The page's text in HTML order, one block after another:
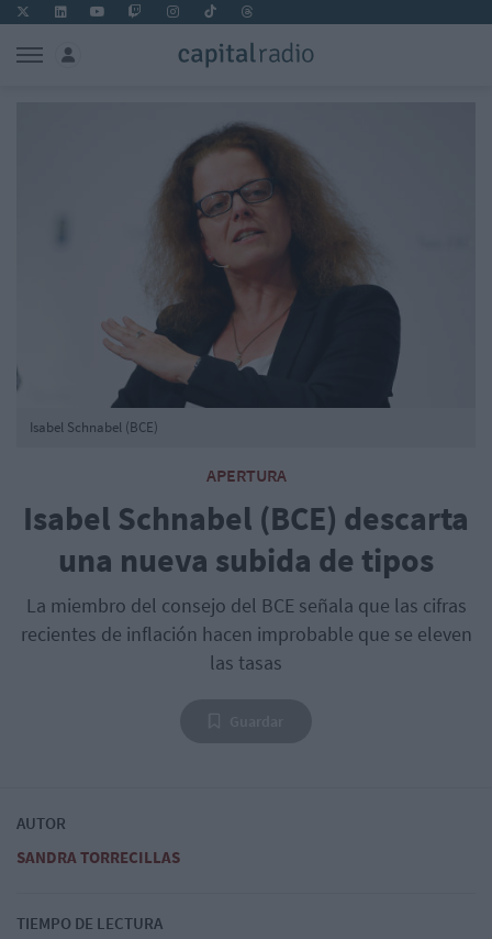
APERTURA
Isabel Schnabel (BCE) descarta
una nueva subida de tipos
La miembro del consejo del BCE señala que las cifras
recientes de inflación hacen improbable que se eleven
las tasas
Isabel Schnabel (BCE)
AUTOR
SANDRA TORRECILLAS
TIEMPO DE LECTURA